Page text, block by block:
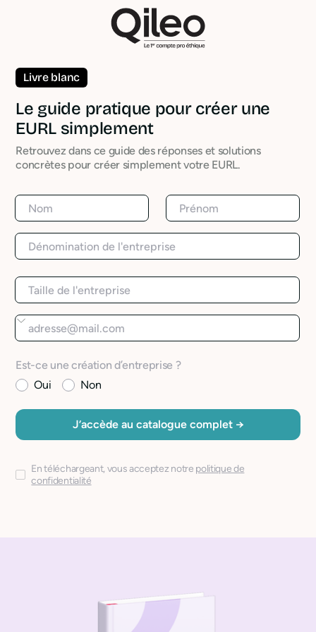
Livre blanc
Le guide pratique pour créer une
EURL simplement
Retrouvez dans ce guide des réponses et solutions
concrètes pour créer simplement votre EURL.
Est-ce une création d’entreprise ?
Oui
Non
En téléchargeant, vous acceptez notre politique de
confidentialité